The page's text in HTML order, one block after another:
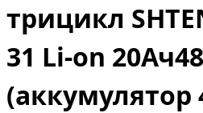
трицикл
31 Li-on
(аккумулятор